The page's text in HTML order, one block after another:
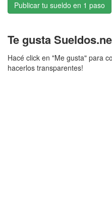
Publicar tu sueldo en 1 paso
Te gusta
Hacé click en "Me gusta" para
hacerlos transparentes!